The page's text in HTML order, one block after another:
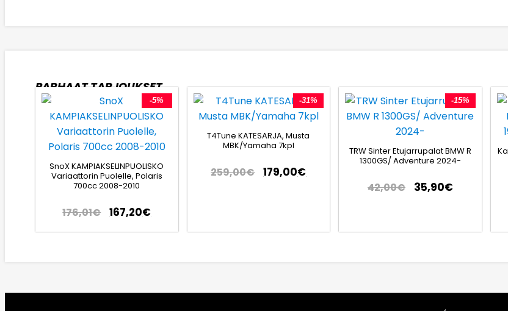
PARHAAT TARJOUKSET
-5%
SnoX KAMPIAKSELINPUOLISKO
Variaattorin Puolelle, Polaris
700cc 2008-2010
176,01€ 167,20€
-31%
T4Tune KATESARJA, Musta
MBK/Yamaha 7kpl
259,00€ 179,00€
-15%
TRW Sinter Etujarrupalat BMW R
1300GS/ Adventure 2024-
42,00€ 35,90€